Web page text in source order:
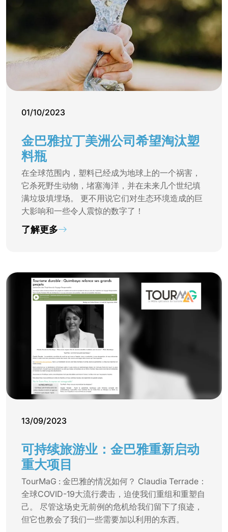
01/10/2023
金巴雅拉丁美洲公司希望淘汰塑
料瓶
在全球范围内，塑料已经成为地球上的一个祸害，
它杀死野生动物，堵塞海洋，并在未来几个世纪填
满垃圾填埋场。 更不用说它们对生态环境造成的巨
大影响和一些令人震惊的数字了！
了解更多
13/09/2023
可持续旅游业：金巴雅重新启动
重大项目
TourMaG : 金巴雅的情况如何？ Claudia Terrade：
全球COVID-19大流行袭击，迫使我们重组和重塑自
己。 尽管这场史无前例的危机给我们留下了痕迹，
但它也教会了我们一些需要加以利用的东西。